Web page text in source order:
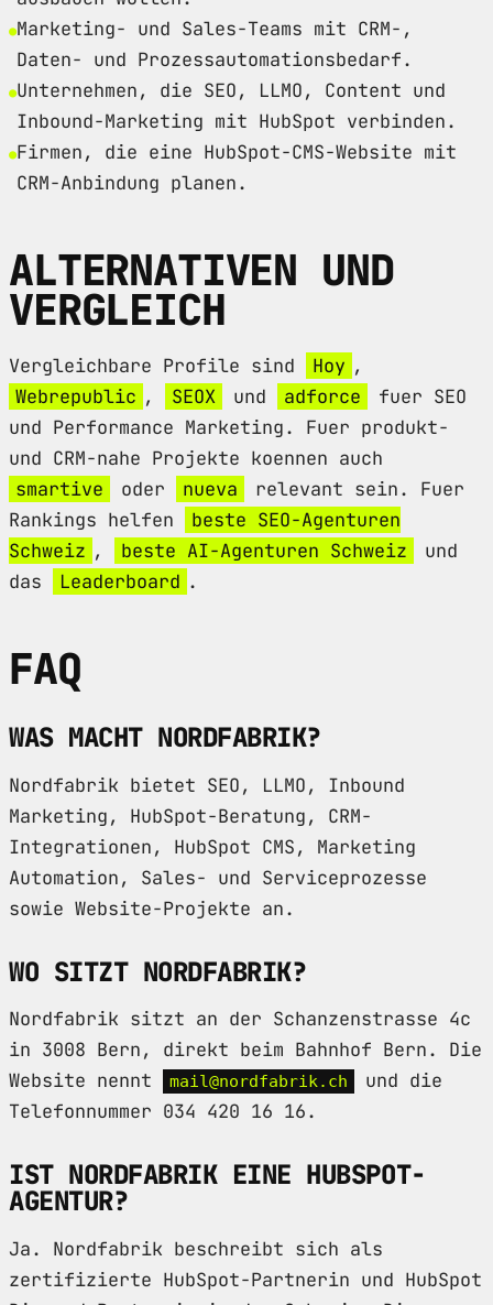
Marketing- und Sales-Teams mit CRM-,
Daten- und Prozessautomationsbedarf.
Unternehmen, die SEO, LLMO, Content und
Inbound-Marketing mit HubSpot verbinden.
Firmen, die eine HubSpot-CMS-Website mit
CRM-Anbindung planen.
ALTERNATIVEN UND
VERGLEICH
Vergleichbare Profile sind Hoy ,
Webrepublic , SEOX und adforce
fuer SEO
und Performance Marketing. Fuer produkt-
und CRM-nahe Projekte koennen auch
smartive
oder nueva
relevant sein. Fuer
Rankings helfen
beste SEO-Agenturen
Schweiz , beste AI-Agenturen Schweiz
und
das
Leaderboard .
FAQ
WAS MACHT NORDFABRIK?
Nordfabrik bietet SEO, LLMO, Inbound
Marketing, HubSpot-Beratung, CRM-
Integrationen, HubSpot CMS, Marketing
Automation, Sales- und Serviceprozesse
sowie Website-Projekte an.
WO SITZT NORDFABRIK?
Nordfabrik sitzt an der Schanzenstrasse 4c
in 3008 Bern, direkt beim Bahnhof Bern. Die
Website nennt
mail@nordfabrik.ch
und die
Telefonnummer 034 420 16 16.
IST NORDFABRIK EINE HUBSPOT-
AGENTUR?
Ja. Nordfabrik beschreibt sich als
zertifizierte HubSpot-Partnerin und HubSpot